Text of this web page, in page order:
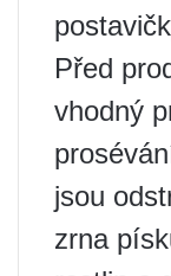
Před
vhodný
jsou
zrna